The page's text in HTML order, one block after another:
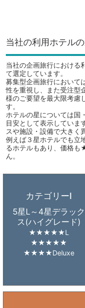
当社の利用ホテル
当社の企画旅行における
て選定しています。
募集型企画旅行において
性を重視し、また受注型
様のご要望を最大限考慮
す。
ホテルの星については国
目安として表示してい
スや施設・設備で大きく
例えば３星ホテルでも立
るホテルもあり、価格
ん。
カテゴリーⅠ
5星L～4星デラック
ス(ハイグレード)
★★★★★L
★★★★★
★★★★Deluxe